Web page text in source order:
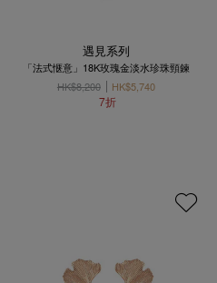
遇見系列
「法式惬意」18K玫瑰金淡水珍珠頸鍊
HK$8,200
HK$5,740
7折